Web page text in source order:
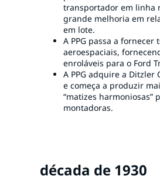
transportador em linha
grande melhoria em
em lote.
A PPG passa a fornecer
aeroespaciais,
enroláveis ​​para o Ford
A PPG adquire a Ditzler
e começa a produzir
“matizes harmoniosas”
montadoras.
década de 1930